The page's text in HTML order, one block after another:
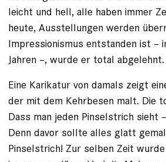
leicht und hell, alle haben immer
heute, Ausstellungen werden
Impressionismus entstanden ist –
Jahren –, wurde er total abgelehnt.
Eine Karikatur von damals zeigt
der mit dem Kehrbesen malt. Die
Dass man jeden Pinselstrich sieht
Denn davor sollte alles glatt
Pinselstrich! Zur selben Zeit